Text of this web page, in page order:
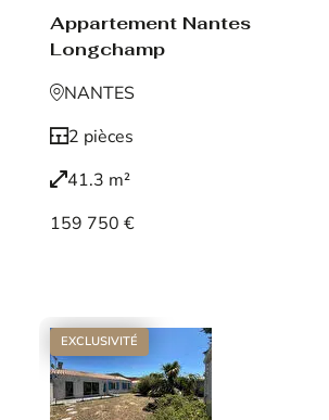
Appartement Nantes
Longchamp
NANTES
2 pièces
41.3 m²
159 750 €
EXCLUSIVITÉ